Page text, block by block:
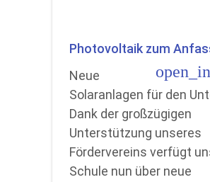
Photovoltaik zum
Neue
Solaranlagen für den
Dank der großzügigen
Unterstützung unseres
Fördervereins verfügt
Schule nun über neue